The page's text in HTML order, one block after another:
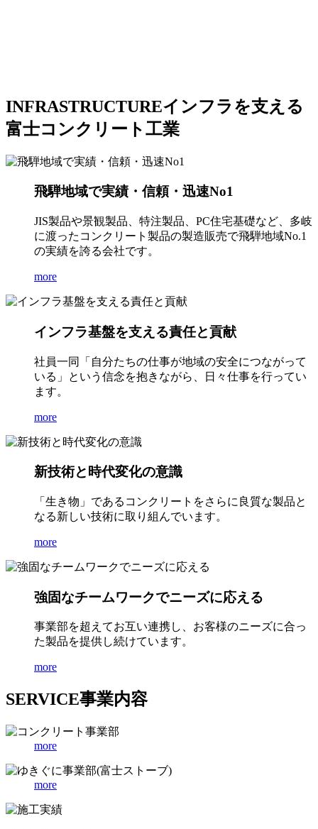
INFRASTRUCTUREインフラを支える
富士コンクリート工業
飛騨地域で実績・信頼・迅速No1
JIS製品や景観製品、特注製品、PC住宅基礎など、多岐
に渡ったコンクリート製品の製造販売で飛騨地域No.1
の実績を誇る会社です。
more
インフラ基盤を支える責任と貢献
社員一同「自分たちの仕事が地域の安全につながって
いる」という信念を抱きながら、日々仕事を行ってい
ます。
more
新技術と時代変化の意識
「生き物」であるコンクリートをさらに良質な製品と
なる新しい技術に取り組んでいます。
more
強固なチームワークでニーズに応える
事業部を超えてお互い連携し、お客様のニーズに合っ
た製品を提供し続けています。
more
SERVICE事業内容
more
more